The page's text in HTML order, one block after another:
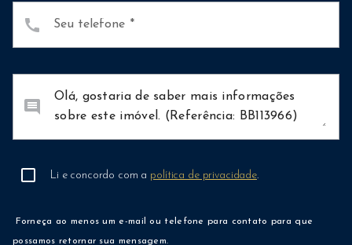
Seu telefone
call
comment
Li e concordo com a política de privacidade.
Forneça ao menos um e-mail ou telefone para contato para que
possamos retornar sua mensagem.